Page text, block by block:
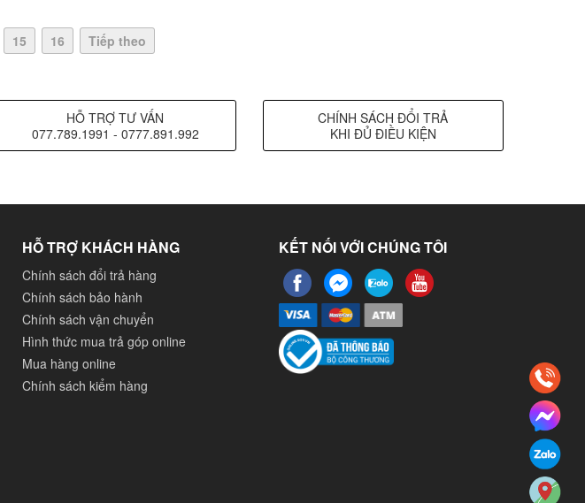
15 16
Tiếp theo
HỖ TRỢ TƯ VẤN
077.789.1991 - 0777.891.992
CHÍNH SÁCH ĐỔI TRẢ
KHI ĐỦ ĐIỀU KIỆN
HỖ TRỢ KHÁCH HÀNG
Chính sách đổi trả hàng
Chính sách bảo hành
Chính sách vận chuyển
Hình thức mua trả góp online
Mua hàng online
Chính sách kiểm hàng
KẾT NỐI VỚI CHÚNG TÔI